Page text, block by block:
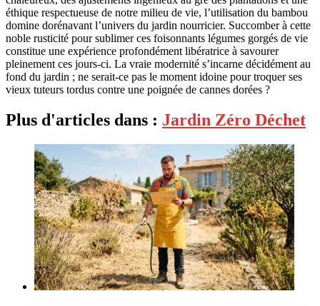
éthique respectueuse de notre milieu de vie, l’utilisation du bambou
domine dorénavant l’univers du jardin nourricier. Succomber à cette
noble rusticité pour sublimer ces foisonnants légumes gorgés de vie
constitue une expérience profondément libératrice à savourer
pleinement ces jours-ci. La vraie modernité s’incarne décidément au
fond du jardin ; ne serait-ce pas le moment idoine pour troquer ses
vieux tuteurs tordus contre une poignée de cannes dorées ?
Plus d'articles dans : Jardin Zéro Déchet